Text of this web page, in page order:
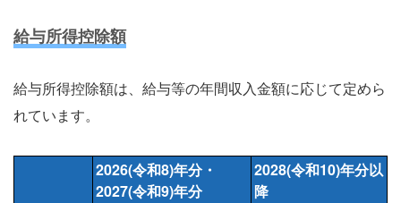
給与所得控除額
給与所得控除額は、給与等の年間収入金額に応じて定めら
れています。
2026(令和8)年分・
2027(令和9)年分
2028(令和10)年分以
降